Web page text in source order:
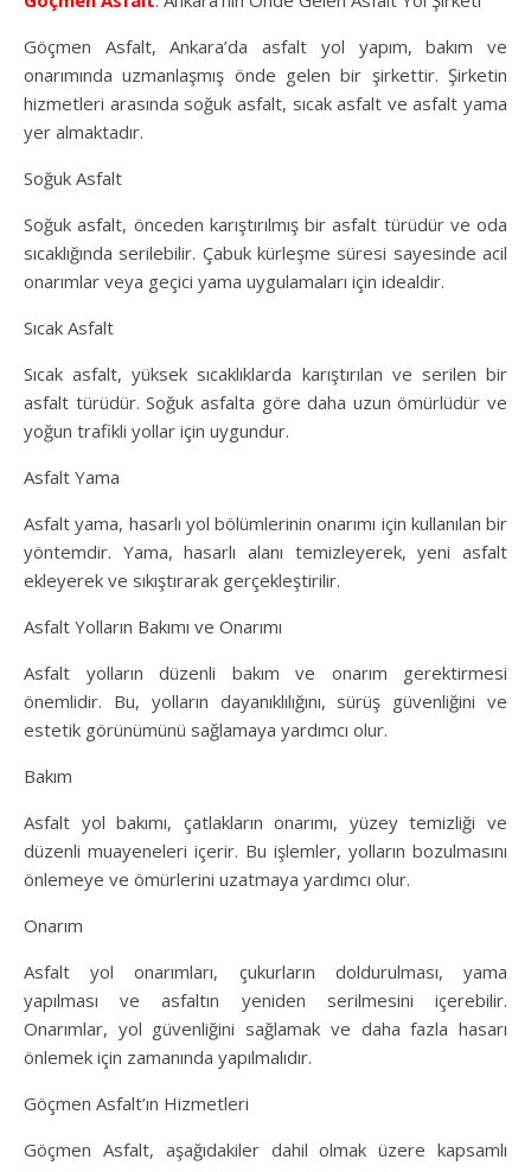
Göçmen Asfalt, Ankara’da asfalt yol yapım, bakım ve
onarımında uzmanlaşmış önde gelen bir şirkettir. Şirketin
hizmetleri arasında soğuk asfalt, sıcak asfalt ve asfalt yama
yer almaktadır.
Soğuk Asfalt
Soğuk asfalt, önceden karıştırılmış bir asfalt türüdür ve oda
sıcaklığında serilebilir. Çabuk kürleşme süresi sayesinde acil
onarımlar veya geçici yama uygulamaları için idealdir.
Sıcak Asfalt
Sıcak asfalt, yüksek sıcaklıklarda karıştırılan ve serilen bir
asfalt türüdür. Soğuk asfalta göre daha uzun ömürlüdür ve
yoğun trafikli yollar için uygundur.
Asfalt Yama
Asfalt yama, hasarlı yol bölümlerinin onarımı için kullanılan bir
yöntemdir. Yama, hasarlı alanı temizleyerek, yeni asfalt
ekleyerek ve sıkıştırarak gerçekleştirilir.
Asfalt Yolların Bakımı ve Onarımı
Asfalt yolların düzenli bakım ve onarım gerektirmesi
önemlidir. Bu, yolların dayanıklılığını, sürüş güvenliğini ve
estetik görünümünü sağlamaya yardımcı olur.
Bakım
Asfalt yol bakımı, çatlakların onarımı, yüzey temizliği ve
düzenli muayeneleri içerir. Bu işlemler, yolların bozulmasını
önlemeye ve ömürlerini uzatmaya yardımcı olur.
Onarım
Asfalt yol onarımları, çukurların doldurulması, yama
yapılması ve asfaltın yeniden serilmesini içerebilir.
Onarımlar, yol güvenliğini sağlamak ve daha fazla hasarı
önlemek için zamanında yapılmalıdır.
Göçmen Asfalt’ın Hizmetleri
Göçmen Asfalt, aşağıdakiler dahil olmak üzere kapsamlı